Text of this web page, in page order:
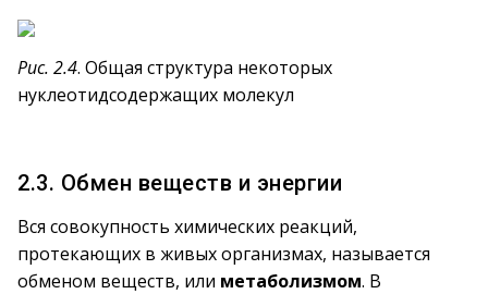
Рис. 2.4. Общая структура некоторых
нуклеотидсодержащих молекул
2.3. Обмен веществ и энергии
Вся совокупность химических реакций,
протекающих в живых организмах, называется
обменом веществ, или метаболизмом. В